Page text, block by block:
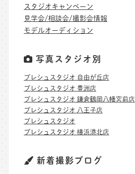
スタジオキャンペーン
見学会/相談会/撮影会情報
モデルオーディション
写真スタジオ別
プレシュスタジオ 自由が丘店
プレシュスタジオ 豊洲店
プレシュスタジオ 鎌倉鶴岡八幡宮前店
プレシュスタジオ 八王子店
プレシュスタジオ
プレシュスタジオ 横浜港北店
新着撮影ブログ